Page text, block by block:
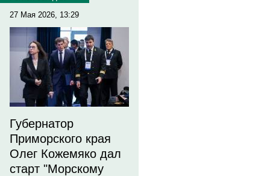
27 Мая 2026, 13:29
Губернатор
Приморского края
Олег Кожемяко дал
старт "Морскому